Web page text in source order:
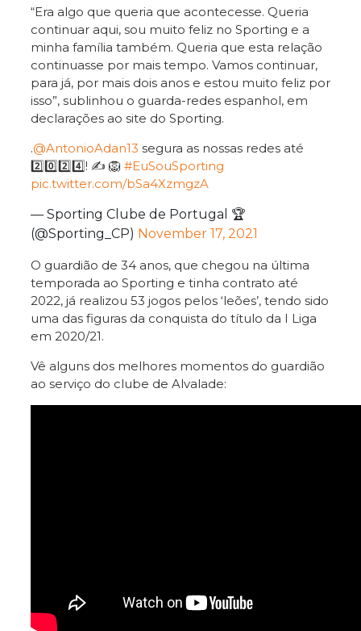
“Era algo que queria que acontecesse. Queria
continuar aqui, sou muito feliz no Sporting e a
minha família também. Queria que esta relação
continuasse por mais tempo. Vamos continuar,
para já, por mais dois anos e estou muito feliz por
isso”, sublinhou o guarda-redes espanhol, em
declarações ao site do Sporting.
.@AntonioAdan13 segura as nossas redes até
2️⃣0️⃣2️⃣4️⃣! ✍ 🦁 #EuSouSporting
pic.twitter.com/bSa4XzmgzA
— Sporting Clube de Portugal 🏆
(@Sporting_CP) November 17, 2021
O guardião de 34 anos, que chegou na última
temporada ao Sporting e tinha contrato até
2022, já realizou 53 jogos pelos ‘leões’, tendo sido
uma das figuras da conquista do título da I Liga
em 2020/21.
Vê alguns dos melhores momentos do guardião
ao serviço do clube de Alvalade: